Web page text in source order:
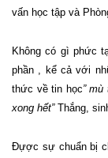
vấn học tập và
Không có gì phức
phần , kể cả với
thức về tin học”
xong hết”Thắng,
Đựợc sự chuẩn bị